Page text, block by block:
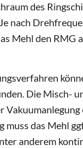
des
nach
Mehl den RMG
Die Misch-
muss das Mehl
anderem